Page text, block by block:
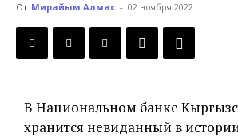
Кыргызстана
От Мирайым Алмас - 02 ноября 2022
В Национальном банке
хранится невиданный в